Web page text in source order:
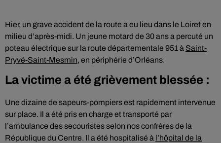
Hier, un grave accident de la route a eu lieu dans le Loiret en
milieu d’après-midi. Un jeune motard de 30 ans a percuté un
poteau électrique sur la route départementale 951 à Saint-
Pryvé-Saint-Mesmin, en périphérie d’Orléans.
La victime a été grièvement blessée :
Une dizaine de sapeurs-pompiers est rapidement intervenue
sur place. Il a été pris en charge et transporté par
l’ambulance des secouristes selon nos confrères de la
République du Centre. Il a été hospitalisé à l’hôpital de la